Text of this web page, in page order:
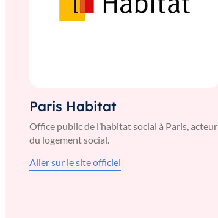
Paris Habitat
Office public de l’habitat social à Paris, acteur
du logement social.
Aller sur le site officiel